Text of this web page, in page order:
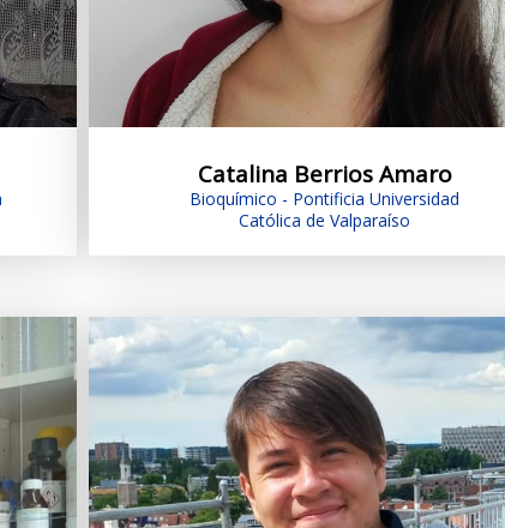
Catalina Berrios Amaro
Bioquímico - Pontificia Universidad
Católica de Valparaíso